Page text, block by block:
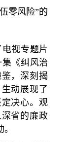
零风险”的
视专题片
集《纠风治
，深刻揭
动展现了
决心。观
省的廉政